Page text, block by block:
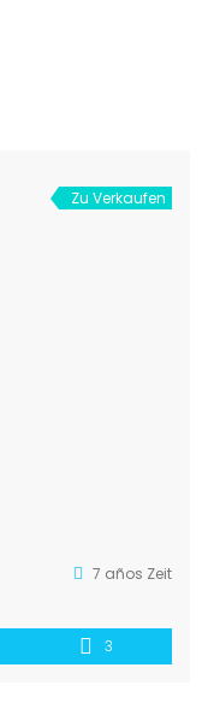
Zu Verkaufen
7 años Zeit
3